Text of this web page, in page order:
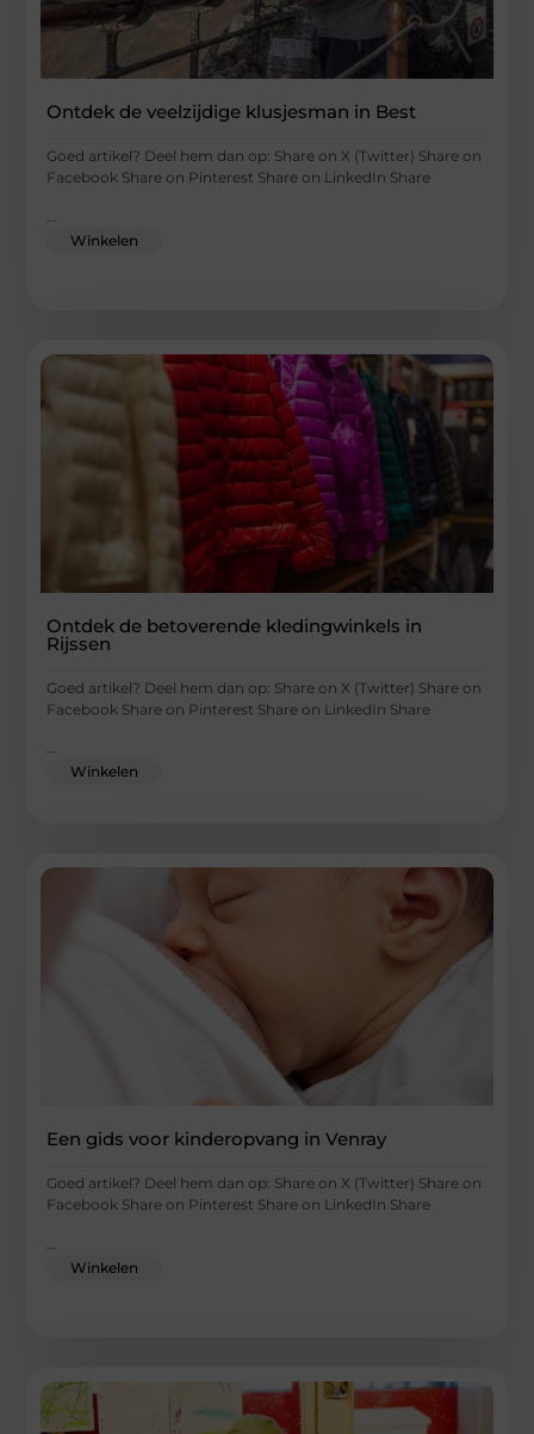
Ontdek de veelzijdige klusjesman in Best
Goed artikel? Deel hem dan op: Share on X (Twitter) Share on
Facebook Share on Pinterest Share on LinkedIn Share
Winkelen
Ontdek de betoverende kledingwinkels in
Rijssen
Goed artikel? Deel hem dan op: Share on X (Twitter) Share on
Facebook Share on Pinterest Share on LinkedIn Share
...
Winkelen
Een gids voor kinderopvang in Venray
Goed artikel? Deel hem dan op: Share on X (Twitter) Share on
Facebook Share on Pinterest Share on LinkedIn Share
Winkelen